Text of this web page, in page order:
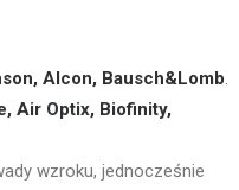
Alcon, Bausch&Lomb.
Air Optix, Biofinity,
wzroku, jednocześnie